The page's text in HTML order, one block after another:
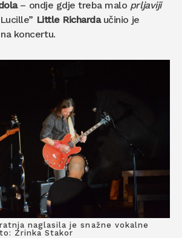
– ondje gdje treba malo prljaviji
Little Richardaučinio je
koncertu.
naglasila je snažne vokalne
Zrinka Stakor